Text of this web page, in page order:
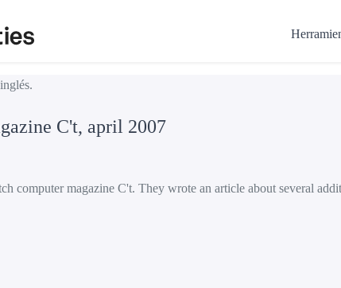
C't, april 2007
computer magazine C't. They wrote an article about several